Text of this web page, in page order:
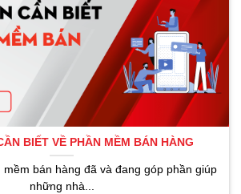
BIẾT VỀ PHẦN MỀM BÁN HÀNG
mềm bán hàng đã và đang góp phần giúp
những nhà...